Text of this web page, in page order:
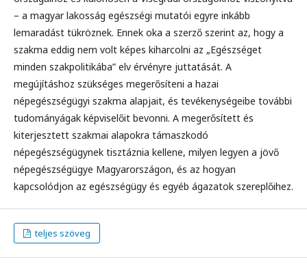
– a magyar lakosság egészségi mutatói egyre inkább
lemaradást tükröznek. Ennek oka a szerző szerint az, hogy a
szakma eddig nem volt képes kiharcolni az „Egészséget
minden szakpolitikába” elv érvényre juttatását. A
megújításhoz szükséges megerősíteni a hazai
népegészségügyi szakma alapjait, és tevékenységeibe további
tudományágak képviselőit bevonni. A megerősített és
kiterjesztett szakmai alapokra támaszkodó
népegészségügynek tisztáznia kellene, milyen legyen a jövő
népegészségügye Magyarországon, és az hogyan
kapcsolódjon az egészségügy és egyéb ágazatok szereplőihez.
teljes szöveg